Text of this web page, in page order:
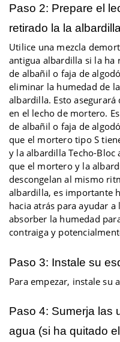
Paso 2: Prepare el
retirado la la
Utilice una mezcla de
antigua albardilla si la ha
de albañil o faja de
eliminar la humedad de
albardilla. Esto
en el lecho de mortero.
de albañil o faja de
que el mortero tipo S
y la albardilla Techo-Bloc
que el mortero y la
descongelan al mismo
albardilla, es importante
hacia atrás para ayudar
absorber la humedad
contraiga y
Paso 3: Instale su
Para empezar, instale su
Paso 4: Sumerja las
agua (si ha quitado